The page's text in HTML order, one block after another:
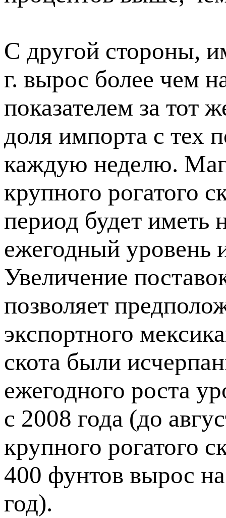
С другой стороны,
г. вырос более чем
показателем за тот
доля импорта с тех
каждую неделю.
крупного рогатого
период будет иметь
ежегодный уровень
Увеличение
позволяет
экспортного
скота были
ежегодного роста
с 2008 года (до
крупного рогатого
400 фунтов вырос
год).